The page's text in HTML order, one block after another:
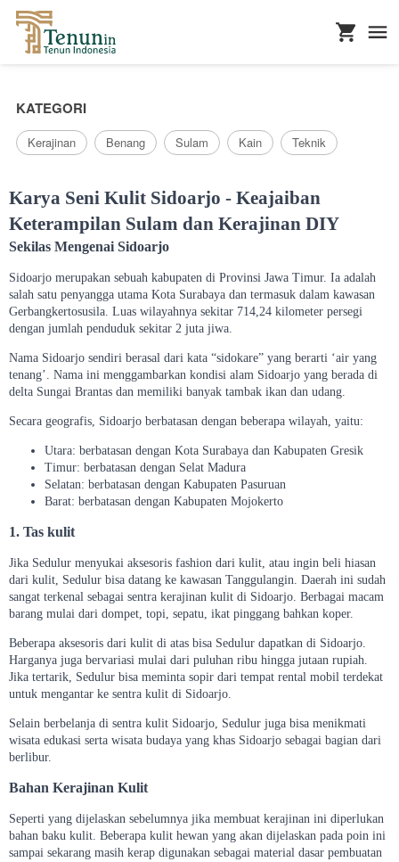
KATEGORI
Kerajinan Benang Sulam Kain Teknik
Karya Seni Kulit Sidoarjo - Keajaiban
Keterampilan Sulam dan Kerajinan DIY
Sekilas Mengenai Sidoarjo
Sidoarjo merupakan sebuah kabupaten di Provinsi Jawa Timur. Ia adalah
salah satu penyangga utama Kota Surabaya dan termasuk dalam kawasan
Gerbangkertosusila. Luas wilayahnya sekitar 714,24 kilometer persegi
dengan jumlah penduduk sekitar 2 juta jiwa.
Nama Sidoarjo sendiri berasal dari kata “sidokare” yang berarti ‘air yang
tenang’. Nama ini menggambarkan kondisi alam Sidoarjo yang berada di
delta Sungai Brantas dan memiliki banyak tambak ikan dan udang.
Secara geografis, Sidoarjo berbatasan dengan beberapa wilayah, yaitu:
Utara: berbatasan dengan Kota Surabaya dan Kabupaten Gresik
Timur: berbatasan dengan Selat Madura
Selatan: berbatasan dengan Kabupaten Pasuruan
Barat: berbatasan dengan Kabupaten Mojokerto
1. Tas kulit
Jika Sedulur menyukai aksesoris fashion dari kulit, atau ingin beli hiasan
dari kulit, Sedulur bisa datang ke kawasan Tanggulangin. Daerah ini sudah
sangat terkenal sebagai sentra kerajinan kulit di Sidoarjo. Berbagai macam
barang mulai dari dompet, topi, sepatu, ikat pinggang bahkan koper.
Beberapa aksesoris dari kulit di atas bisa Sedulur dapatkan di Sidoarjo.
Harganya juga bervariasi mulai dari puluhan ribu hingga jutaan rupiah.
Jika tertarik, Sedulur bisa meminta sopir dari tempat rental mobil terdekat
untuk mengantar ke sentra kulit di Sidoarjo.
Selain berbelanja di sentra kulit Sidoarjo, Sedulur juga bisa menikmati
wisata edukasi serta wisata budaya yang khas Sidoarjo sebagai bagian dari
berlibur.
Bahan Kerajinan Kulit
Seperti yang dijelaskan sebelumnya jika membuat kerajinan ini diperlukan
bahan baku kulit. Beberapa kulit hewan yang akan dijelaskan pada poin ini
sampai sekarang masih kerap digunakan sebagai material dasar pembuatan